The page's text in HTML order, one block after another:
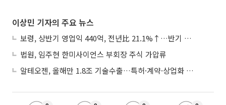
이상민 기자의 주요 뉴스
보령, 상반기 영업익 440억, 전년比 21.1%↑…반기 역대 최대
법원, 임주현 한미사이언스 부회장 주식 가압류
알테오젠, 올해만 1.8조 기술수출…특허·계약·상업화 ‘삼박자’